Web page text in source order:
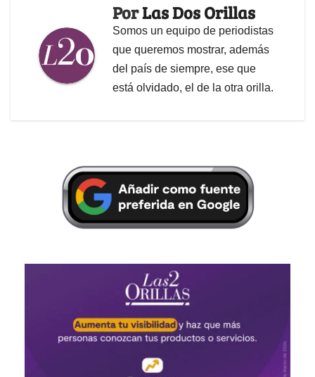
PorLas Dos Orillas
Somos un equipo de periodistas
que queremos mostrar, además
del país de siempre, ese que
está olvidado, el de la otra orilla.